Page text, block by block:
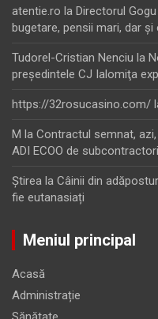
atentie.ro la Directorul
bugetare, pensii mari, dar
Tudorel-Cristian Nenciu la
preşedintele CJ Ialomiţa
https://32rosucasino.com/
M la Contractul semnat,
ADI ECOO de subcontractori
Ştirea la Câinii din
fie eutanasiați
Meniul principal
Acasă
Administrație